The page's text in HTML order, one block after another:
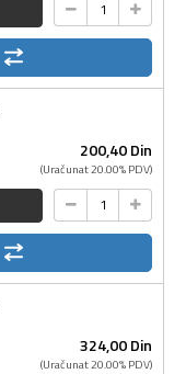
200,40Din
(Uračunat 20.00% PDV)
324,00Din
(Uračunat 20.00% PDV)